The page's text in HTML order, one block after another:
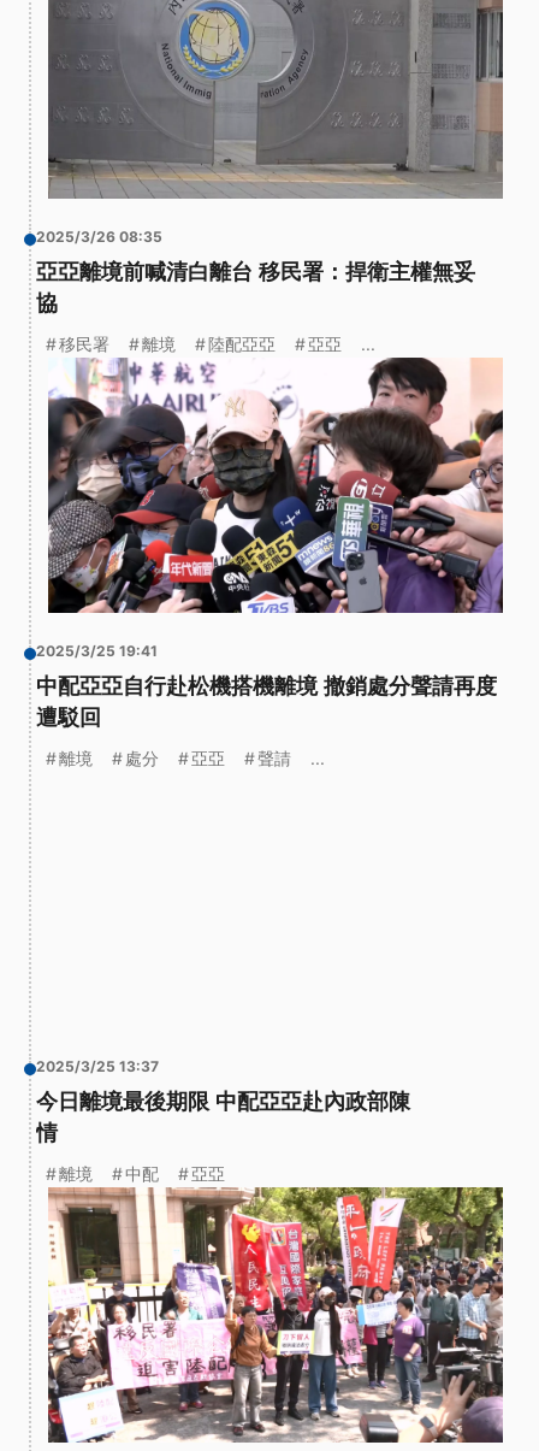
2025/3/26 08:35
亞亞離境前喊清白離台 移民署：捍衛主權無妥
協
移民署 離境 陸配亞亞 亞亞 ...
2025/3/25 19:41
中配亞亞自行赴松機搭機離境 撤銷處分聲請再度
遭駁回
離境 處分 亞亞 聲請 ...
2025/3/25 13:37
今日離境最後期限 中配亞亞赴內政部陳
情
離境 中配 亞亞